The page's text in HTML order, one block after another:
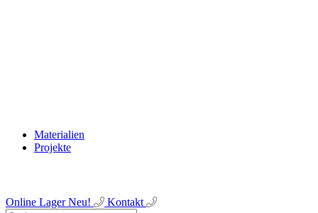
Materialien
Projekte
Online LagerNeu! Kontakt